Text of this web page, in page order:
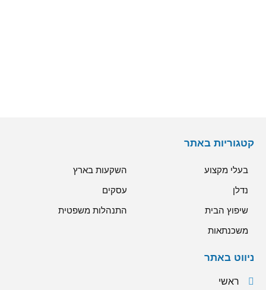
קטגוריות באתר
בעלי מקצוע
השקעות בארץ
נדלן
עסקים
שיפוץ הבית
התנהלות משפטית
משכנתאות
ניווט באתר
ראשי